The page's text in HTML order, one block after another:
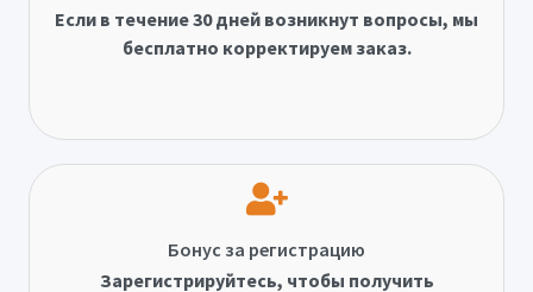
Если в течение 30 дней возникнут вопросы, мы
бесплатно корректируем заказ.
Бонус за регистрацию
Зарегистрируйтесь, чтобы получить